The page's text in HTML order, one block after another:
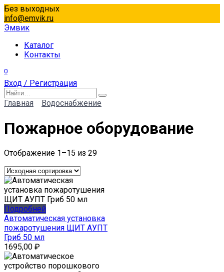
Перейти
к
содержанию
Без выходных
info@emvik.ru
Эмвик
Каталог
Контакты
0
Вход / Регистрация
Search
for:
Главная Водоснабжение
Пожарное оборудование
Отображение 1–15 из 29
Подробней
Автоматическая установка
пожаротушения ЩИТ АУПТ
Гриб 50 мл
1695,00 ₽